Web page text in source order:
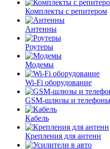
Комплекты с репитером
Антенны
Роутеры
Модемы
Wi-Fi оборудование
GSM-шлюзы и телефоны
Кабель
Крепления для антенн